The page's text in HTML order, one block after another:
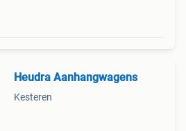
Heudra Aanhangwagens
Kesteren